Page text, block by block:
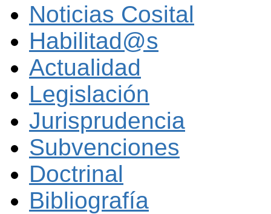
Noticias Cosital
Habilitad@s
Actualidad
Legislación
Jurisprudencia
Subvenciones
Doctrinal
Bibliografía